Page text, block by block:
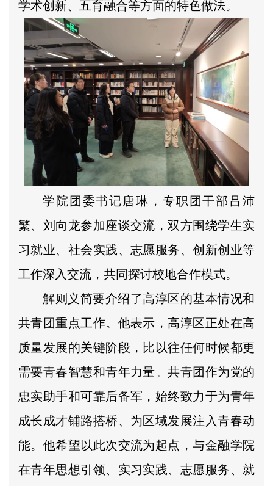
学术创新、五育融合等方面的特色做法。
学院团委书记唐琳，专职团干部吕沛
繁、刘向龙参加座谈交流，双方围绕学生实
习就业、社会实践、志愿服务、创新创业等
工作深入交流，共同探讨校地合作模式。
解则义简要介绍了高淳区的基本情况和
共青团重点工作。他表示，高淳区正处在高
质量发展的关键阶段，比以往任何时候都更
需要青春智慧和青年力量。共青团作为党的
忠实助手和可靠后备军，始终致力于为青年
成长成才铺路搭桥、为区域发展注入青春动
能。他希望以此次交流为起点，与金融学院
在青年思想引领、实习实践、志愿服务、就